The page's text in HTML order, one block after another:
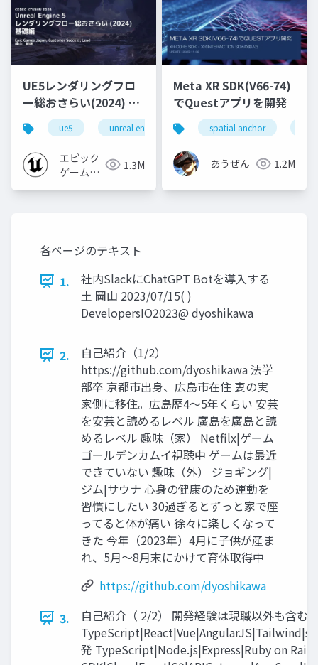
UE5レンダリングフロ
ー総おさらい(2024) 基
礎編！
[CEDEC+KYUSHU
2024]
ue5 unreal engine ue-rendering
エピック
ゲームズ
1.3M
Meta XR SDK(V66-74)
でQuestアプリを開発
spatial anchor
あうぜん 1.2M
各ページのテキスト
1.
社内SlackにChatGPT Botを導入する
土 岡山 2023/07/15( )
DevelopersIO2023@ dyoshikawa
2.
自己紹介（1/2）
https://github.com/dyoshikawa 法学
部卒 京都市出身、広島市在住 妻の実
家側に移住。広島歴4〜5年くらい 安芸
を安芸と読めるレベル 廣島を廣島と読
めるレベル 趣味（家） Netfilx|ゲーム
ゴールデンカムイ視聴中 ゲームは最近
できていない 趣味（外） ジョギング|
ジム|サウナ 心身の健康のため運動を
習慣にしたい 30過ぎるとずっと家で座
ってると体が痛い 徐々に楽しくなって
きた 今年（2023年）4月に子供が産ま
れ、5月〜8月末にかけて育休取得中
https://github.com/dyoshikawa
3.
自己紹介（ 2/2） 開発経験は現職以外も含む
発 TypeScript|Node.js|Express|Ruby on